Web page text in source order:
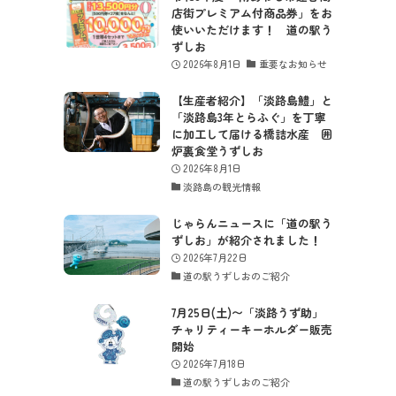
店街プレミアム付商品券」をお
使いいただけます！ 道の駅う
ずしお
2026年8月1日 重要なお知らせ
【生産者紹介】「淡路島鱧」と
「淡路島3年とらふぐ」を丁寧
に加工して届ける橋詰水産 囲
炉裏食堂うずしお
2026年8月1日
淡路島の観光情報
じゃらんニュースに「道の駅う
ずしお」が紹介されました！
2026年7月22日
道の駅うずしおのご紹介
7月25日(土)〜「淡路うず助」
チャリティーキーホルダー販売
開始
2026年7月18日
道の駅うずしおのご紹介